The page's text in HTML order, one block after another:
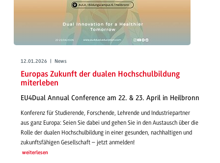
12.01.2026 | News
Europas Zukunft der dualen Hochschulbildung
miterleben
EU4Dual Annual Conference am 22. & 23. April in Heilbronn
Konferenz für Studierende, Forschende, Lehrende und Industriepartner
aus ganz Europa: Seien Sie dabei und gehen Sie in den Austausch über die
Rolle der dualen Hochschulbildung in einer gesunden, nachhaltigen und
zukunftsfähigen Gesellschaft – jetzt anmelden!
weiterlesen